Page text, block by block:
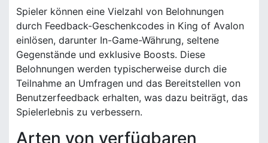
Spieler können eine Vielzahl von Belohnungen
durch Feedback-Geschenkcodes in King of Avalon
einlösen, darunter In-Game-Währung, seltene
Gegenstände und exklusive Boosts. Diese
Belohnungen werden typischerweise durch die
Teilnahme an Umfragen und das Bereitstellen von
Benutzerfeedback erhalten, was dazu beiträgt, das
Spielerlebnis zu verbessern.
Arten von verfügbaren